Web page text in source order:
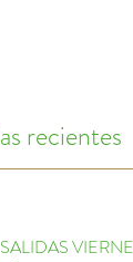
recientes
SALIDAS